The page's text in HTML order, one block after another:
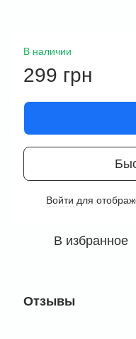
В наличии
299 грн
Войти для
В избранное
Отзывы